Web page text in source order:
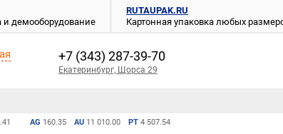
и демооборудование
RUTAUPAK.RU
Картонная упаковка любых
AG 160.35 AU 11 010.00 PT 4 507.54
+7 (343) 287-39-70
Екатеринбург, Щорса 29